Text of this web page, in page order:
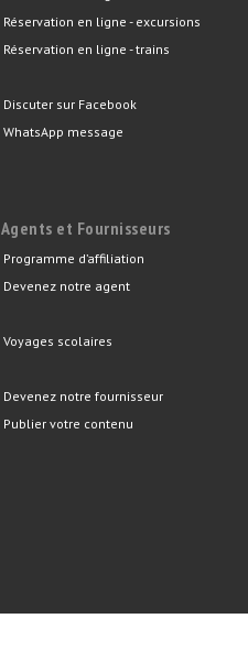
Réservation en ligne - excursions
Réservation en ligne - trains
Discuter sur Facebook
WhatsApp message
Agents et Fournisseurs
Programme d’affiliation
Devenez notre agent
Voyages scolaires
Devenez notre fournisseur
Publier votre contenu